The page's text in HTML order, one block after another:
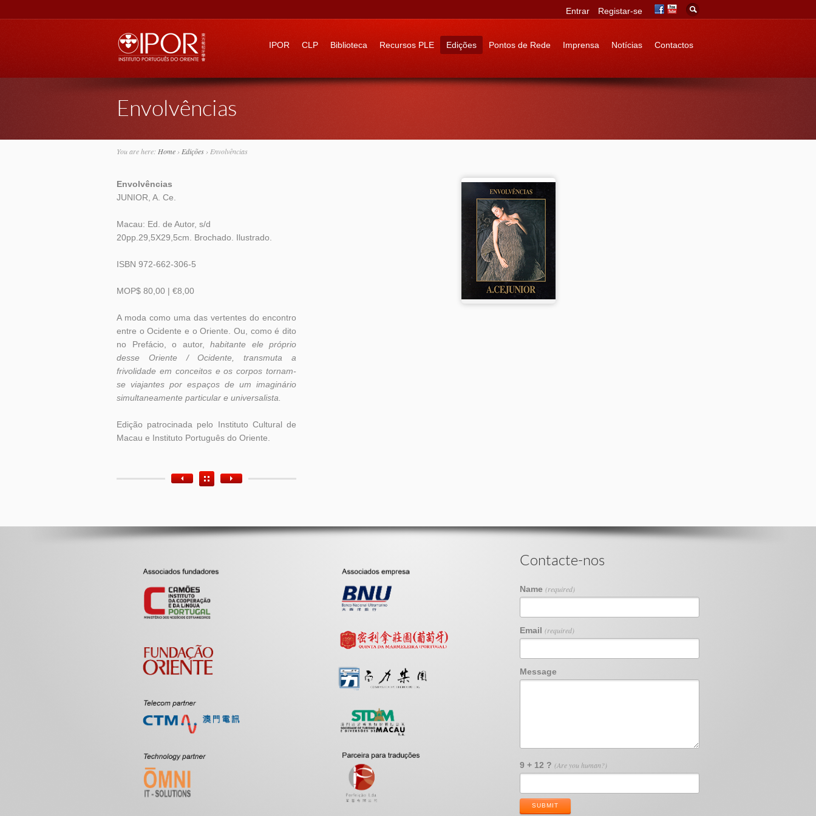
Go to:
IPOR CLP Biblioteca Recursos PLE Edições Pontos de Rede Imprensa Notícias Contactos
Entrar Registar-se
Envolvências
You are here: Home › Edições › Envolvências
Envolvências
JUNIOR, A. Ce.
Macau: Ed. de Autor, s/d
20pp.29,5X29,5cm. Brochado. Ilustrado.
ISBN 972-662-306-5
MOP$ 80,00 | €8,00
A moda como uma das vertentes do encontro
entre o Ocidente e o Oriente. Ou, como é dito
no Prefácio, o autor, habitante ele próprio
desse Oriente / Ocidente, transmuta a
frivolidade em conceitos e os corpos tornam-
se viajantes por espaços de um imaginário
simultaneamente particular e universalista.
Edição patrocinada pelo Instituto Cultural de
Macau e Instituto Português do Oriente.
Contacte-nos
Name (required)
Email (required)
Message
9 + 12 ? (Are you human?)
SUBMIT